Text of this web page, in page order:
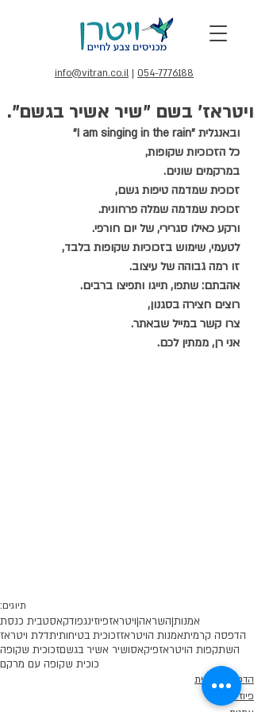
info@vitran.co.il | 054-7776188
ויטראז' בשם "שיר אשיר בגשם".
ובאנגלית "I am singing in the rain"
כל הזכוכיות שקופות,
במרקמים שונים.
זכוכית שמדמה טיפות גשם,
זכוכית שמדמה שמלה פרחונית.
ורקע כאילו סגרירי, של יום חורפי.
לטעמי, שימוש בזכוכיות שקופות בלבד,
זו רמה גבוהה של עיצוב.
אהבתם: שתפו, תייגו ותפיצו ברבים.
רוצים חצירה בסגנון,
צרו קשר במייל שבאתר.
אני רן, ממתין לכם.
תיוגים:
אמנות|השראה|ויטראזפיוזינגפודקאסטבית כנסת
הדפסה קרמיתאמנות הויטראזזכוכית בטיחותיתדלת ויטראז
השתקפות הויטראזפיקאסושיר אשיר בגשםזכוכית שקופה
כוכית שקופה עם מרקם
הדפסה קרמית
פיוזינג